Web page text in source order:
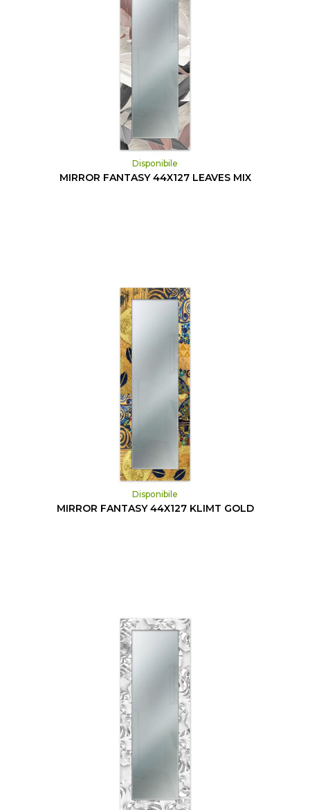
Disponibile
MIRROR FANTASY 44X127 LEAVES MIX
Disponibile
MIRROR FANTASY 44X127 KLIMT GOLD